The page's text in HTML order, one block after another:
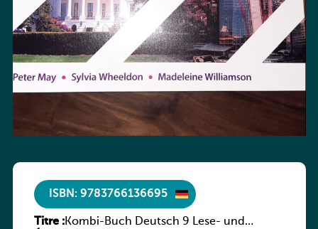
ISBN: 9783766136695
Titre :Kombi-Buch Deutsch 9 Lese- und